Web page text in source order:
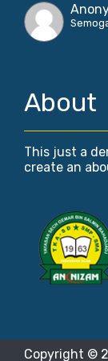
About
This just a
create an
Copyright ©